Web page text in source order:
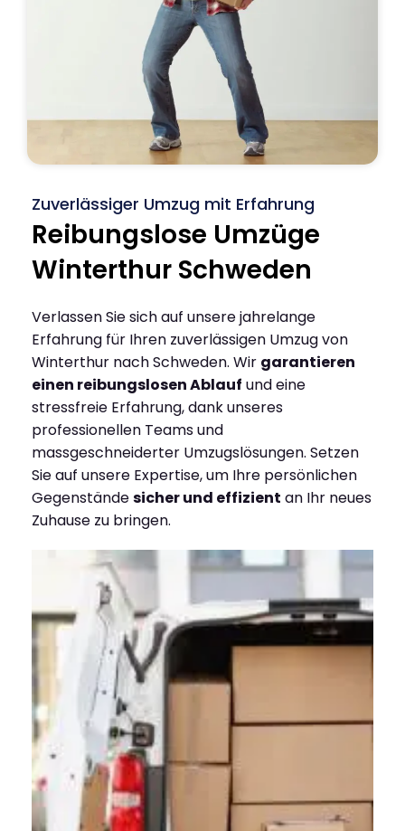
Zuverlässiger Umzug mit Erfahrung
Reibungslose Umzüge
Winterthur Schweden
Verlassen Sie sich auf unsere jahrelange
Erfahrung für Ihren zuverlässigen Umzug von
Winterthur nach Schweden. Wir garantieren
einen reibungslosen Ablauf und eine
stressfreie Erfahrung, dank unseres
professionellen Teams und
massgeschneiderter Umzugslösungen. Setzen
Sie auf unsere Expertise, um Ihre persönlichen
Gegenständesicher und effizient an Ihr neues
Zuhause zu bringen.